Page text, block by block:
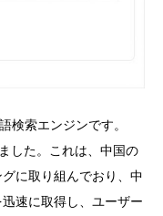
検索エンジンです。
した。これは、中国の
に取り組んでおり、中
速に取得し、ユーザー